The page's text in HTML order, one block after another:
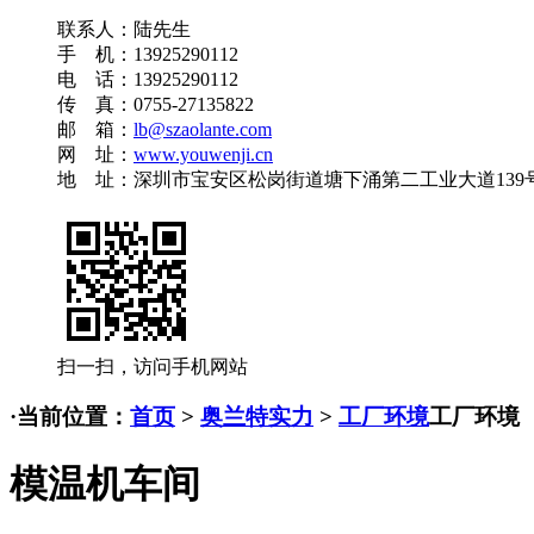
联系人：陆先生
手 机：13925290112
电 话：13925290112
传 真：0755-27135822
邮 箱： lb@szaolante.com
网 址： www.youwenji.cn
地 址：深圳市宝安区松岗街道塘下涌第二工业大道139
扫一扫，访问手机网站
·当前位置： 首页 > 奥兰特实力 > 工厂环境工厂环境
模温机车间